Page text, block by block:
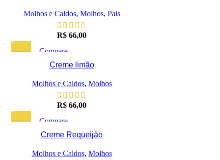
Molhos e Caldos, Molhos, Pais
R$ 66,00
Compare
Visualização rápida
Creme limão
Molhos e Caldos, Molhos
R$ 66,00
Compare
Visualização rápida
Creme Requeijão
Molhos e Caldos, Molhos